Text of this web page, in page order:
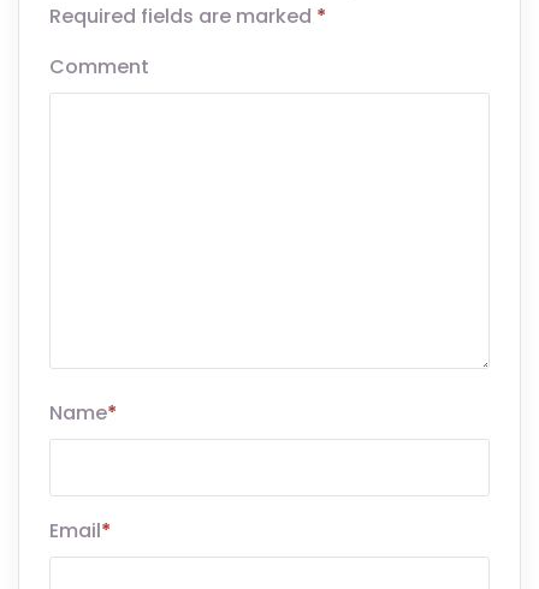
Required fields are marked *
Comment
Name*
Email*